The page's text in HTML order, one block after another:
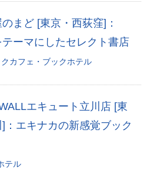
まど [東京・西荻窪]：
テーマにしたセレクト書店
カフェ・ブックホテル
エキュート立川店 [東
：エキナカの新感覚ブック
テル